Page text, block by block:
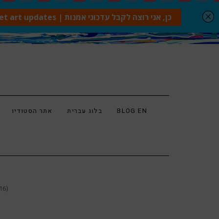
אתר הסטודיו בלוג עברית BLOG EN